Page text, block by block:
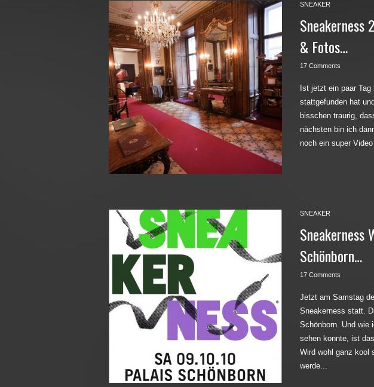
SNEAKER
Sneakerness
& Fotos…
17 Comments
Ist jetzt ein paar
stattgefunden hat
bisschen traurig,
nächsten bin ich
noch ein super
SNEAKER
Sneakerness
Schönborn…
17 Comments
Jetzt am Samstag
Sneakerness statt.
Schönborn. Und wie
sehen konnte, ist
Wird wohl ganz kool
werde...